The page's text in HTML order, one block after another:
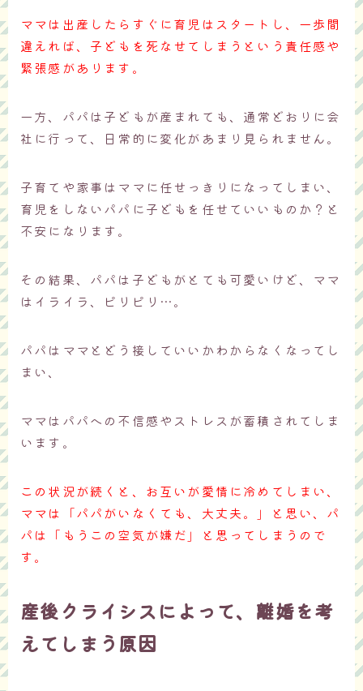
ママは出産したらすぐに育児はスタートし、一歩間
違えれば、子どもを死なせてしまうという責任感や
緊張感があります。
一方、パパは子どもが産まれても、通常どおりに会
社に行って、日常的に変化があまり見られません。
子育てや家事はママに任せっきりになってしまい、
育児をしないパパに子どもを任せていいものか？と
不安になります。
その結果、パパは子どもがとても可愛いけど、ママ
はイライラ、ピリピリ…。
パパはママとどう接していいかわからなくなってし
まい、
ママはパパへの不信感やストレスが蓄積されてしま
います。
この状況が続くと、お互いが愛情に冷めてしまい、
ママは「パパがいなくても、大丈夫。」と思い、パ
パは「もうこの空気が嫌だ」と思ってしまうので
す。
産後クライシスによって、離婚を考
えてしまう原因